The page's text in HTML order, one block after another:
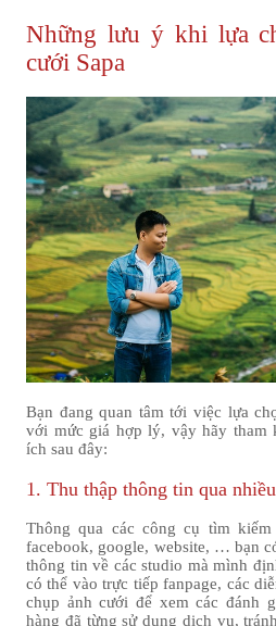
Những lưu ý khi lựa
cưới Sapa
Bạn đang quan tâm tới việc lựa
với mức giá hợp lý, vậy hãy tham
ích sau đây:
1. Thu thập thông tin qua
Thông qua các công cụ tìm
facebook, google, website, … bạn
thông tin về các studio mà mình
có thể vào trực tiếp fanpage, các
chụp ảnh cưới để xem các đánh
hàng đã từng sử dụng dịch vụ,